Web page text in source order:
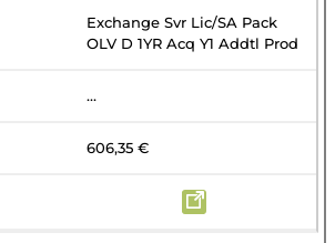
Exchange Svr Lic/SA Pack
OLV D 1YR Acq Y1 Addtl Prod
...
606,35 €